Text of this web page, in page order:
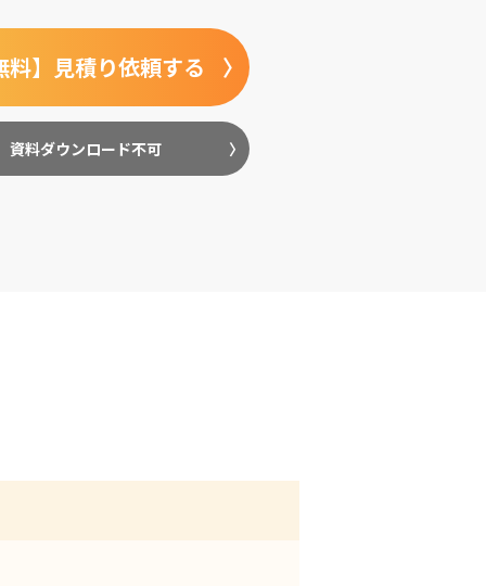
料】見積り依頼する
資料ダウンロード不可